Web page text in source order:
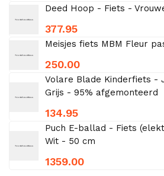
Deed Hoop - Fiets -
377.95
Meisjes fiets MBM Fleur
250.00
Volare Blade Kinderfiets -
Grijs - 95% afgemonteerd
134.95
Puch E-ballad - Fiets
Wit - 50 cm
1359.00